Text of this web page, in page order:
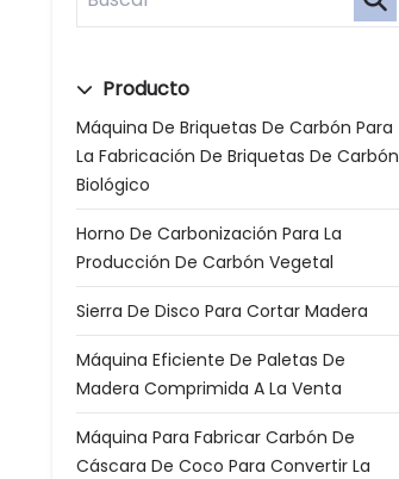
Producto
Máquina De Briquetas De Carbón Para
La Fabricación De Briquetas De Carbón
Biológico
Horno De Carbonización Para La
Producción De Carbón Vegetal
Sierra De Disco Para Cortar Madera
Máquina Eficiente De Paletas De
Madera Comprimida A La Venta
Máquina Para Fabricar Carbón De
Cáscara De Coco Para Convertir La